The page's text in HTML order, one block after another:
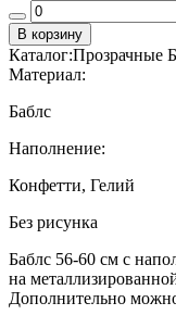
В корзину
Каталог:Прозрачные
Материал:
Баблс
Наполнение:
Конфетти, Гелий
Без рисунка
Баблс 56-60 см с
на
Дополнительно